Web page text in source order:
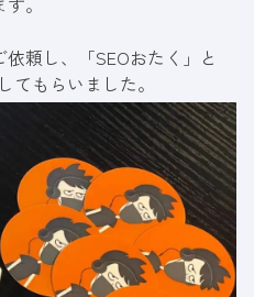
頼し、「SEOおたく」と
てもらいました。